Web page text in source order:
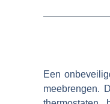
Een
meebrengen.